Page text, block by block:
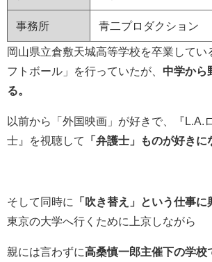
事務所 青二プロダクション
岡山県立倉敷天城高等学校を卒業してい
フトボール」を行っていたが、 中学から
る。
以前から「外国映画」が好きで、 『 L.A.
士 』を視聴して 「弁護士」ものが好きに
そして同時に 「吹き替え」という仕事
東京の大学へ行くために上京しながら
親には言わずに高桑慎一郎主催下の学校